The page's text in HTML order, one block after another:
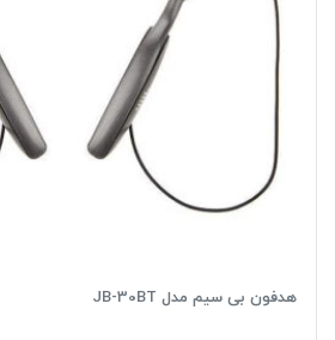
هدفون بی سیم مدل JB-30BT